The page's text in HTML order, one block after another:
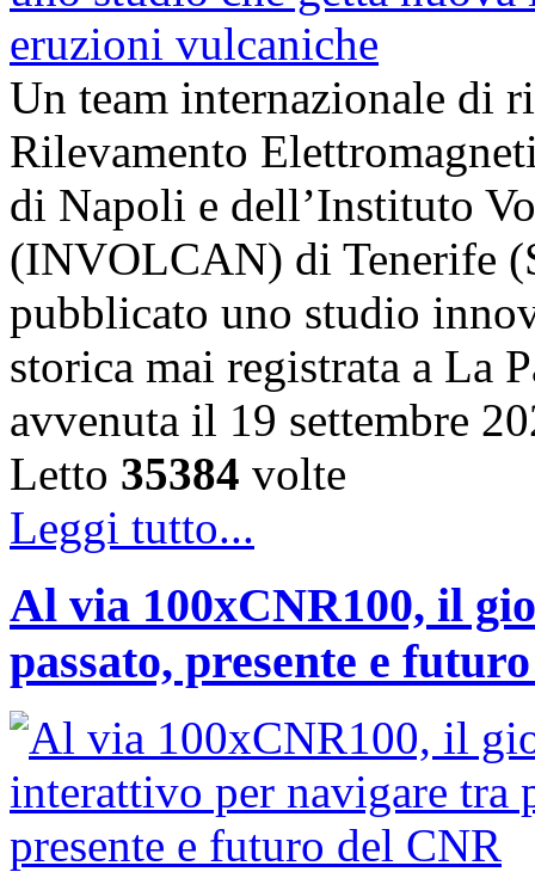
Un team internazionale di
Rilevamento
di Napoli e dell’Instituto
(INVOLCAN) di Tenerife
pubblicato uno studio
storica mai registrata a La
avvenuta il 19 settembre
Letto 35384 volte
Leggi tutto...
Al via 100xCNR100, il
passato, presente e